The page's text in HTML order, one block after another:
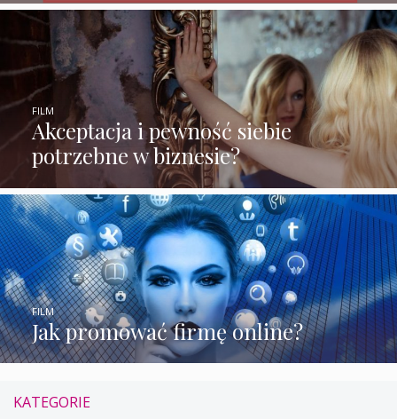
Akceptacja i pewność siebie
potrzebne w biznesie?
FILM
Jak promować firmę online?
FILM
KATEGORIE